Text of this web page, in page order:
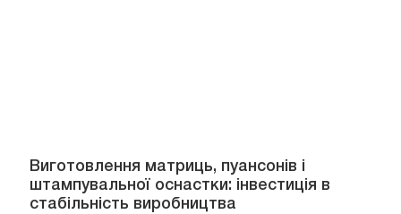
Виготовлення матриць, пуансонів і
штампувальної оснастки: інвестиція в
стабільність виробництва